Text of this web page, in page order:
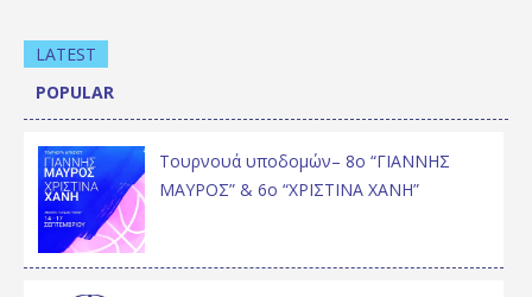
LATEST
POPULAR
Τουρνουά υποδομών– 8ο “ΓΙΑΝΝΗΣ
ΜΑΥΡΟΣ” & 6ο “ΧΡΙΣΤΙΝΑ ΧΑΝΗ”